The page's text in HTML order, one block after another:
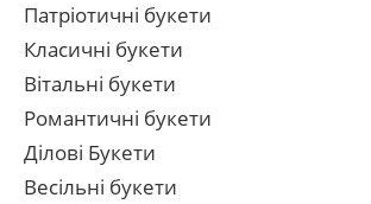
Патріотичні букети
Класичні букети
Вітальні букети
Романтичні букети
Ділові Букети
Весільні букети